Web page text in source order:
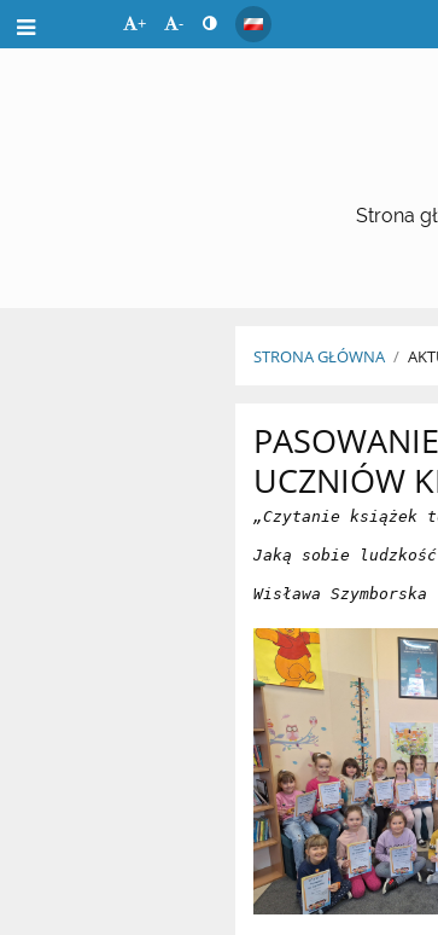
+ -
Strona
STRONA GŁÓWNA /
Aktualności
UCZNIÓW
„Czytanie książek
Jaką sobie
Wisława Szymborska